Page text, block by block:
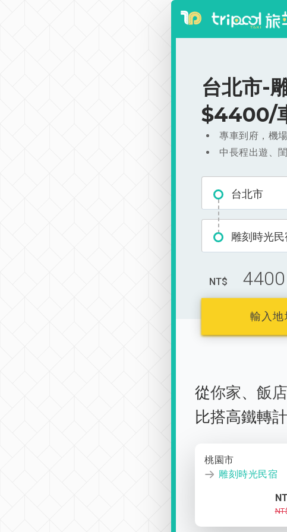
台北市-
$4400/
專車到府，機
中長程出遊、
台北市
雕刻時光民
NT$ 4400
輸入
從你家、 飯店
比搭高鐵轉
桃園市
雕刻時光民宿